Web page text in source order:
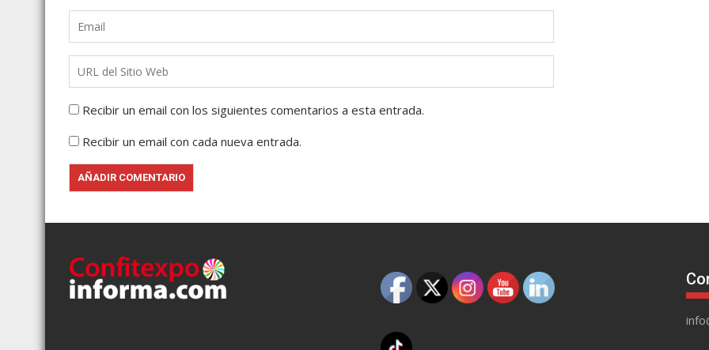
Recibir un email con los siguientes comentarios a esta entrada.
Recibir un email con cada nueva entrada.